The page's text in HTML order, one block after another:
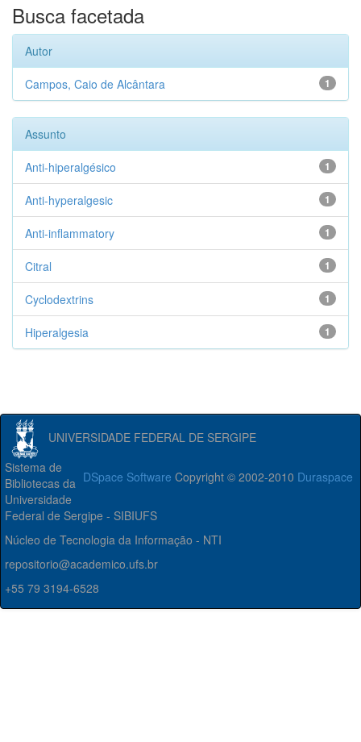
Busca facetada
Autor
1
Campos, Caio de Alcântara
Assunto
1
Anti-hiperalgésico
1
Anti-hyperalgesic
1
Anti-inflammatory
1
Citral
1
Cyclodextrins
1
Hiperalgesia
UNIVERSIDADE FEDERAL DE SERGIPE
DSpace Software Copyright © 2002-2010 Duraspace
Sistema de
Bibliotecas da
Universidade
Federal de Sergipe - SIBIUFS
Núcleo de Tecnologia da Informação - NTI
repositorio@academico.ufs.br
+55 79 3194-6528